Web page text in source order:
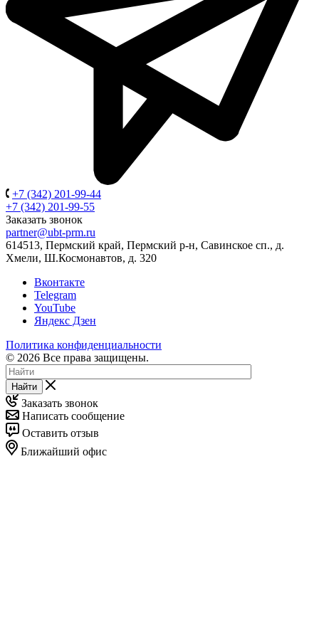
+7 (342) 201-99-44
+7 (342) 201-99-55
Заказать звонок
partner@ubt-prm.ru
614513, Пермский край, Пермский р-н, Савинское сп., д.
Хмели, Ш.Космонавтов, д. 320
Вконтакте
Telegram
YouTube
Яндекс Дзен
Политика конфиденциальности
© 2026 Все права защищены.
Найти
Заказать звонок
Написать сообщение
Оставить отзыв
Ближайший офис